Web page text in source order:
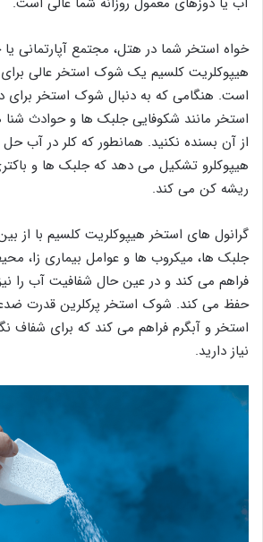
خواه استخر شما در هتل، مجتمع آپارتمانی یا
هیپوکلریت کلسیم یک شوک استخر عالی
است. هنگامی که به دنبال شوک استخر برای
استخر مانند شکوفایی جلبک ها و حوادث
از آن بسنده نکنید. همانطور که کلر در آب
هیپوکلرو تشکیل می دهد که جلبک ها و
ریشه کن می کند.
گرانول های استخر هیپوکلریت کلسیم با از
جلبک ها، میکروب ها و عوامل بیماری زا،
فراهم می کند و در عین حال شفافیت آب را
حفظ می کند. شوک استخر پرکلرین قدرت
استخر و آبگرم فراهم می کند که برای شفاف
نیاز دارید.